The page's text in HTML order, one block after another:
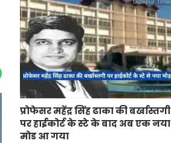
प्रोफेसर महेंद्र सिंह ढाका की बर्खास्तगी
पर हाईकोर्ट के स्टे के बाद अब एक नया
मोड आ गया